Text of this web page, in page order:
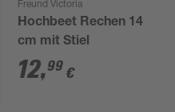
Freund Victoria
Hochbeet Rechen 14
cm mit Stiel
12,99 €